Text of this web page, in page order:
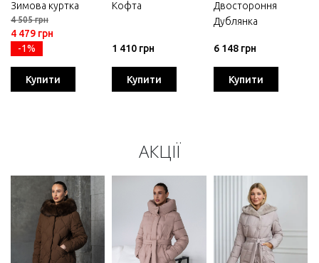
Зимова куртка
4 505 грн
4 479 грн
-1%
Купити
Кофта
1 410 грн
Купити
Двостороння
Дублянка
6 148 грн
Купити
АКЦІЇ